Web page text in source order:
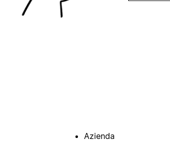
Azienda